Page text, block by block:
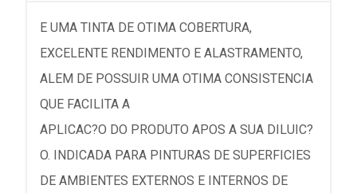
E UMA TINTA DE OTIMA COBERTURA,
EXCELENTE RENDIMENTO E ALASTRAMENTO,
ALEM DE POSSUIR UMA OTIMA CONSISTENCIA
QUE FACILITA A
APLICAC?O DO PRODUTO APOS A SUA DILUIC?
O. INDICADA PARA PINTURAS DE SUPERFICIES
DE AMBIENTES EXTERNOS E INTERNOS DE